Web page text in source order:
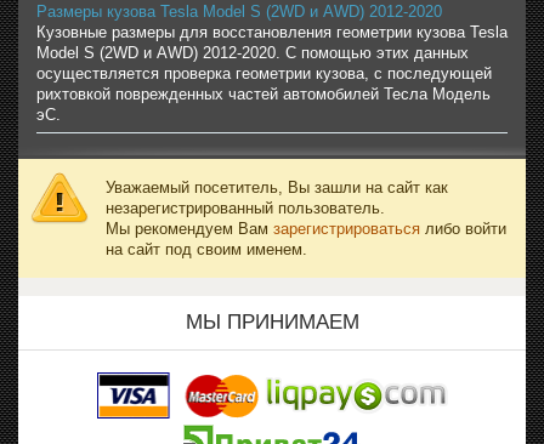
Размеры кузова Tesla Model S (2WD и AWD) 2012-2020
Кузовные размеры для восстановления геометрии кузова Tesla
Model S (2WD и AWD) 2012-2020. С помощью этих данных
осуществляется проверка геометрии кузова, с последующей
рихтовкой поврежденных частей автомобилей Тесла Модель
эС.
Уважаемый посетитель, Вы зашли на сайт как
незарегистрированный пользователь.
Мы рекомендуем Вам зарегистрироваться либо войти
на сайт под своим именем.
МЫ ПРИНИМАЕМ